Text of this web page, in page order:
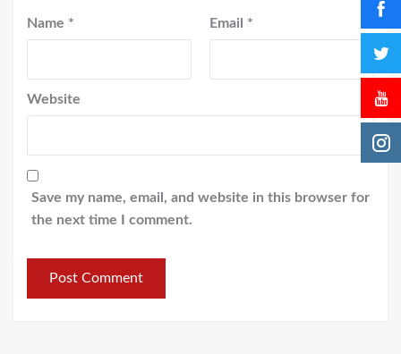
Name * Email *
Website
Save my name, email, and website in this browser for
the next time I comment.